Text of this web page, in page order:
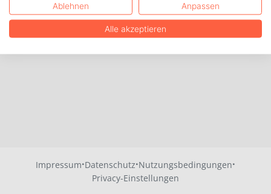
Impressum·Datenschutz·Nutzungsbedingungen·
Privacy-Einstellungen
Ablehnen Anpassen
Alle akzeptieren